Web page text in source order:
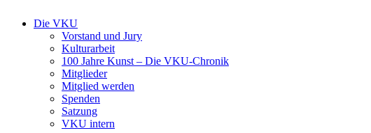
Die VKU
Vorstand und Jury
Kulturarbeit
100 Jahre Kunst – Die VKU-Chronik
Mitglieder
Mitglied werden
Spenden
Satzung
VKU intern